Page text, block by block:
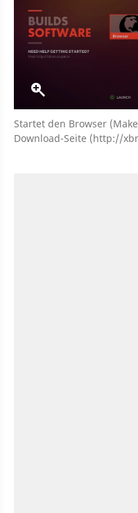
Startet den Browser
Download-Seite (http://